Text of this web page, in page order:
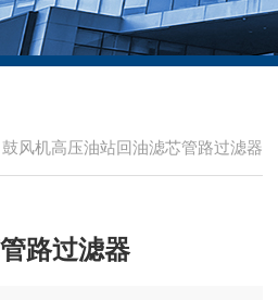
鼓风机高压油站回油滤芯管路过滤器
路过滤器